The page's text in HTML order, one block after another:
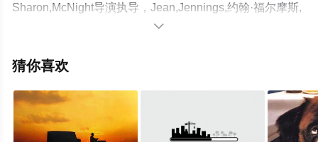
Sharon,McNight导演执导，Jean,Jennings,约翰·福尔摩斯,
保罗·托马斯,Dale,Meador,安妮特·海雯,约翰·莱斯
免费观看高清未删减完整版电影大全就上西瓜影视，更多
解。

猜你喜欢